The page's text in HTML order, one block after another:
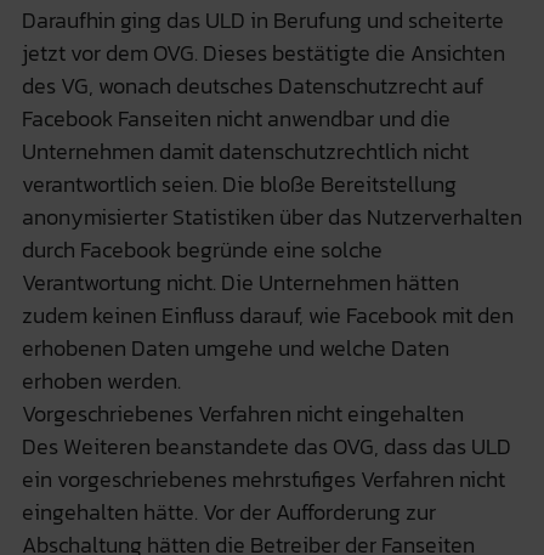
Daraufhin ging das ULD in Berufung und scheiterte
jetzt vor dem OVG. Dieses bestätigte die Ansichten
des VG, wonach deutsches Datenschutzrecht auf
Facebook Fanseiten nicht anwendbar und die
Unternehmen damit datenschutzrechtlich nicht
verantwortlich seien. Die bloße Bereitstellung
anonymisierter Statistiken über das Nutzerverhalten
durch Facebook begründe eine solche
Verantwortung nicht. Die Unternehmen hätten
zudem keinen Einfluss darauf, wie Facebook mit den
erhobenen Daten umgehe und welche Daten
erhoben werden.
Vorgeschriebenes Verfahren nicht eingehalten
Des Weiteren beanstandete das OVG, dass das ULD
ein vorgeschriebenes mehrstufiges Verfahren nicht
eingehalten hätte. Vor der Aufforderung zur
Abschaltung hätten die Betreiber der Fanseiten